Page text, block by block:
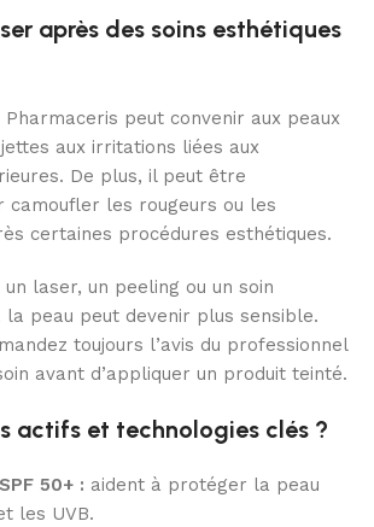
après des soins esthétiques
peut convenir aux peaux
aux irritations liées aux
De plus, il peut être
camoufler les rougeurs ou les
certaines procédures esthétiques.
laser, un peeling ou un soin
la peau peut devenir plus sensible.
toujours l’avis du professionnel
avant d’appliquer un produit teinté.
actifs et technologies clés ?
50+ : aident à protéger la peau
les UVB.